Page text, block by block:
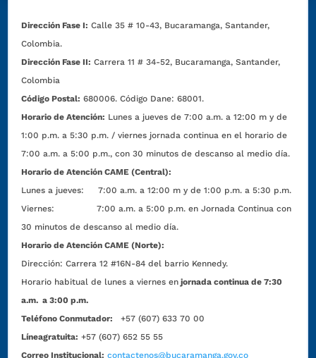
Dirección Fase I: Calle 35 # 10-43, Bucaramanga, Santander,
Colombia.
Dirección Fase II: Carrera 11 # 34-52, Bucaramanga, Santander,
Colombia
Código Postal: 680006. Código Dane: 68001.
Horario de Atención: Lunes a jueves de 7:00 a.m. a 12:00 m y de
1:00 p.m. a 5:30 p.m. / viernes jornada continua en el horario de
7:00 a.m. a 5:00 p.m., con 30 minutos de descanso al medio día.
Horario de Atención CAME (Central):
Lunes a jueves: 7:00 a.m. a 12:00 m y de 1:00 p.m. a 5:30 p.m.
Viernes: 7:00 a.m. a 5:00 p.m. en Jornada Continua con
30 minutos de descanso al medio día.
Horario de Atención CAME (Norte):
Dirección:Carrera 12 #16N-84 del barrio Kennedy.
Horario habitual de lunes a viernes en jornada continua de 7:30
a.m. a 3:00 p.m.
Teléfono Conmutador:
+57 (607) 633 70 00
Líneagratuita: +57 (607) 652 55 55
Correo Institucional: contactenos@bucaramanga.gov.co